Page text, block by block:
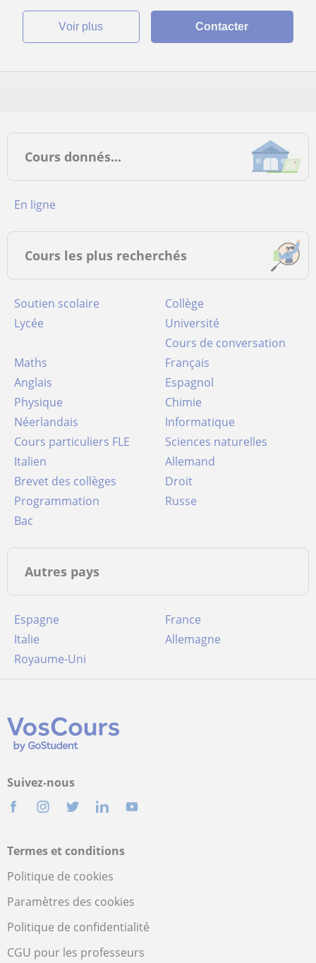
voir plus Contacter
Cours donnés...
en ligne
Cours les plus recherchés
Soutien scolaire
Collège
Lycée
Université
Cours de conversation
Maths
Français
Anglais
Espagnol
Physique
Chimie
Néerlandais
Informatique
Cours particuliers FLE
Sciences naturelles
Italien
Allemand
Brevet des collèges
Droit
Programmation
Russe
Bac
Autres pays
Espagne
France
Italie
Allemagne
Royaume-Uni
Suivez-nous
Termes et conditions
Politique de cookies
Paramètres des cookies
Politique de confidentialité
CGU pour les professeurs